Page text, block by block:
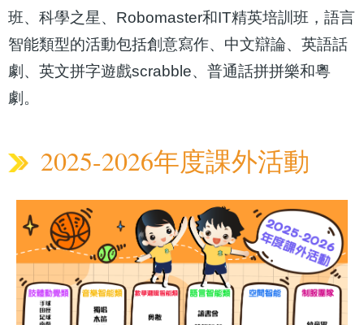
班、科學之星、Robomaster和IT精英培訓班，語言
智能類型的活動包括創意寫作、中文辯論、英語話
劇、英文拼字遊戲scrabble、普通話拼拼樂和粵
劇。
2025-2026年度課外活動